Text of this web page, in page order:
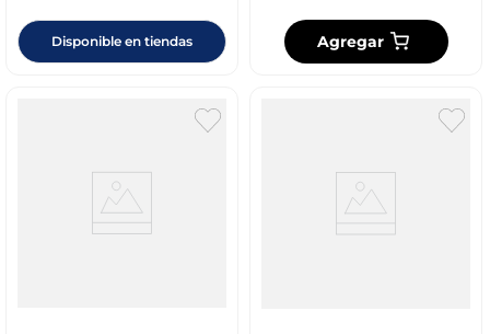
Disponible en tiendas Agregar